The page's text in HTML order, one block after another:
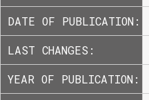
DATE OF PUBLICATION:
LAST CHANGES:
YEAR OF PUBLICATION: